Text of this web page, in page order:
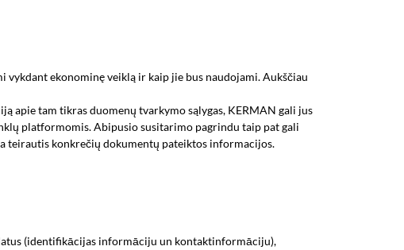
ekonominę veiklą ir kaip jie bus naudojami. Aukščiau
apie tam tikras duomenų tvarkymo sąlygas, KERMAN gali jus
platformomis. Abipusio susitarimo pagrindu taip pat gali
teirautis konkrečių dokumentų pateiktos informacijos.
(identifikācijas informāciju un kontaktinformāciju),